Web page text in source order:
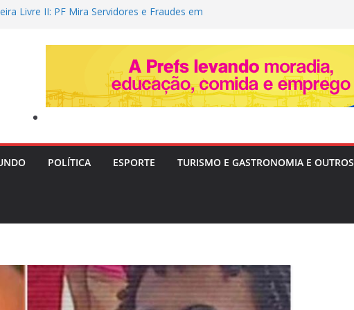
Livre II: PF Mira Servidores e Fraudes em
vaga na Copa do Brasil, alfineta o
variações táticas
convencer Zema a desistir da
no Senado em 2026
POLÍTICA ESPORTE TURISMO E GASTRONOMIA E OUTROS